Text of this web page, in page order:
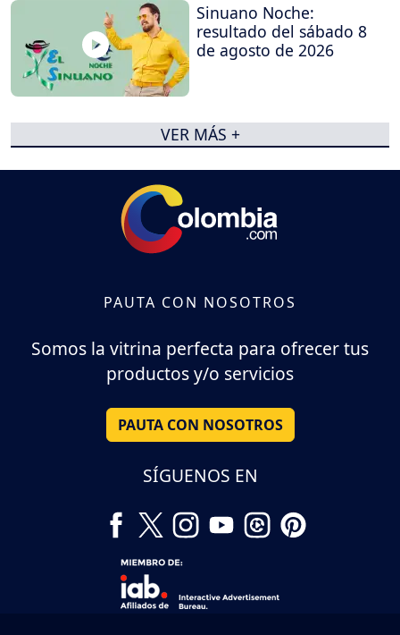
Sinuano Noche:
resultado del sábado 8
de agosto de 2026
VER MÁS +
PAUTA CON NOSOTROS
Somos la vitrina perfecta para ofrecer tus
productos y/o servicios
PAUTA CON NOSOTROS
SÍGUENOS EN